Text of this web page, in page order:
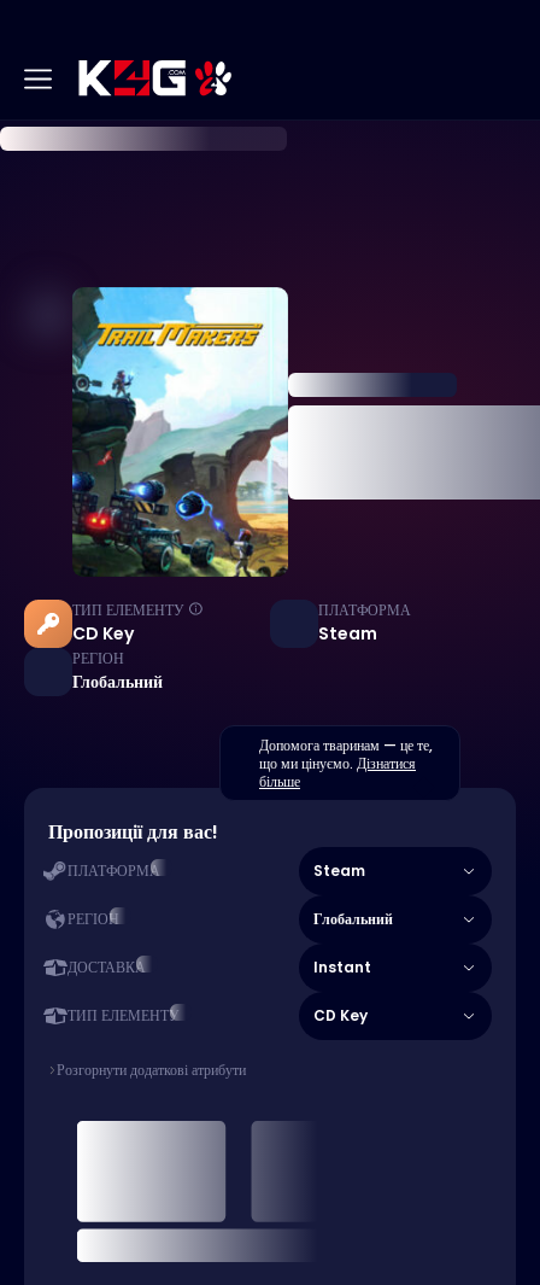
ТИП ЕЛЕМЕНТУ
CD Key
ПЛАТФОРМА
Steam
РЕГІОН
Глобальний
Допомога тваринам — це те,
що ми цінуємо. Дізнатися
більше
Пропозиції для вас!
ПЛАТФОРМА Steam
РЕГІОН Глобальний
ДОСТАВКА Instant
ТИП ЕЛЕМЕНТУ CD Key
Розгорнути додаткові атрибути